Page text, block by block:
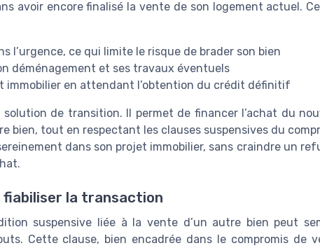
avoir encore finalisé la vente de son logement actuel.
l’urgence, ce qui limite le risque de brader son bien
déménagement et ses travaux éventuels
immobilier en attendant l’obtention du crédit définitif
de transition. Il permet de financer l’achat du
bien, tout en respectant les clauses suspensives du
dans son projet immobilier, sans craindre un
fiabiliser la transaction
suspensive liée à la vente d’un autre bien peut
Cette clause, bien encadrée dans le compromis de